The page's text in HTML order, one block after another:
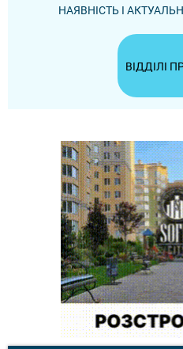
НАЯВНІСТЬ І
ВІДДІЛІ